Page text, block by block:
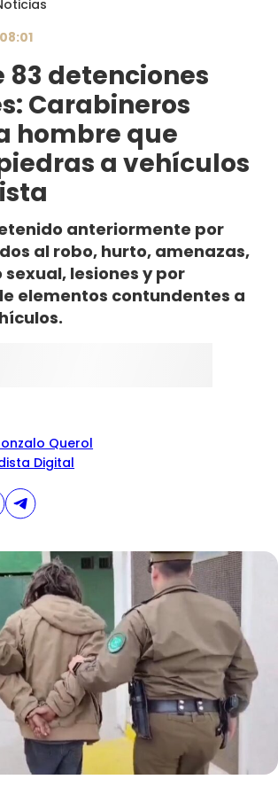
08:01
83 detenciones
Carabineros
hombre que
a vehículos
anteriormente por
al robo, hurto, amenazas,
sexual, lesiones y por
elementos contundentes a
Querol
Digital